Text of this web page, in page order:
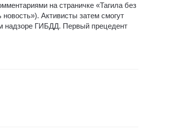
на страничке «Тагила без
Активисты затем смогут
надзоре ГИБДД. Первый прецедент